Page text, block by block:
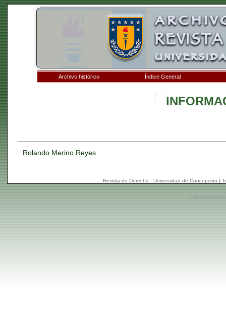
Archivo histórico Índice General
Rolando Merino Reyes
Revista de Derecho - Universidad de Concepción |